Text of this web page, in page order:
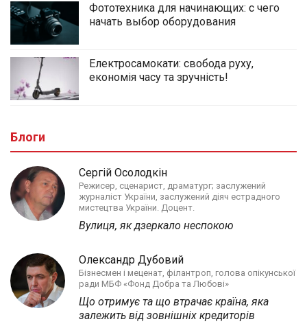
Фототехника для начинающих: с чего
начать выбор оборудования
Електросамокати: свобода руху,
економія часу та зручність!
Блоги
Сергій Осолодкін
Режисер, сценарист, драматург; заслужений
журналіст України, заслужений діяч естрадного
мистецтва України. Доцент.
Вулиця, як дзеркало неспокою
Олександр Дубовий
Бізнесмен і меценат, філантроп, голова опікунської
ради МБФ «Фонд Добра та Любові»
Що отримує та що втрачає країна, яка
залежить від зовнішніх кредиторів